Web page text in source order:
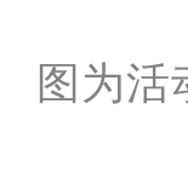
图为